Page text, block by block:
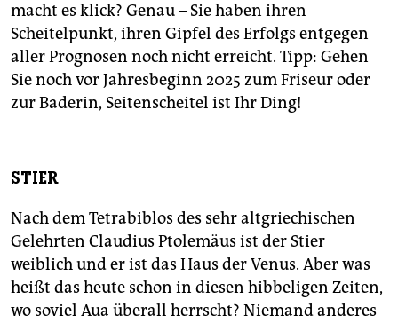
macht es klick? Genau – Sie haben ihren
Scheitelpunkt, ihren Gipfel des Erfolgs entgegen
aller Prognosen noch nicht erreicht. Tipp: Gehen
Sie noch vor Jahresbeginn 2025 zum Friseur oder
zur Baderin, Seitenscheitel ist Ihr Ding!
STIER
Nach dem Tetrabiblos des sehr altgriechischen
Gelehrten Claudius Ptolemäus ist der Stier
weiblich und er ist das Haus der Venus. Aber was
heißt das heute schon in diesen hibbeligen Zeiten,
wo soviel Aua überall herrscht? Niemand anderes